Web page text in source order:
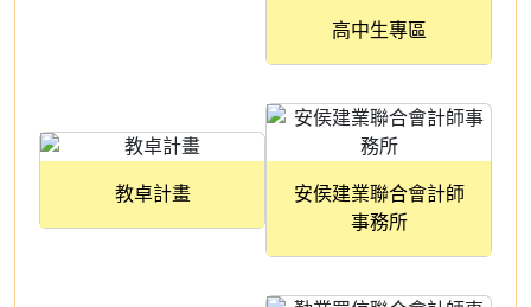
高中生專區
教卓計畫
安侯建業聯合會計師
事務所